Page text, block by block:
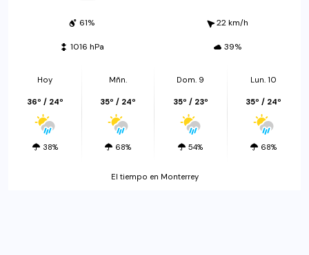
61% 22 km/h
1016 hPa 39%
Hoy
36º / 24º
38%
Mñn.
35º / 24º
68%
Dom. 9
35º / 23º
54%
Lun. 10
35º / 24º
68%
El tiempo en Monterrey